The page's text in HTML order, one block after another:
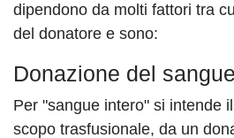
dipendono da molti fattori tra
del donatore e sono:
Donazione del
Per "sangue intero" si intende
scopo trasfusionale, da un